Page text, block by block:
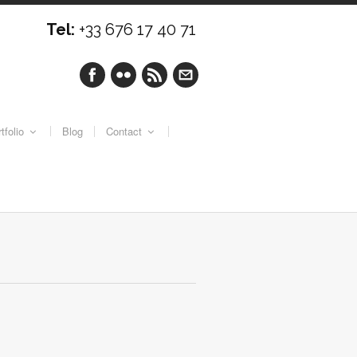
Tel: +33 676 17 40 71
Blog Contact